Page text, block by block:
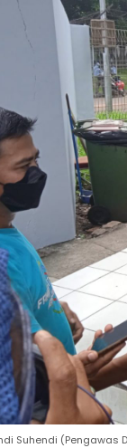
Suhendi (Pengawas